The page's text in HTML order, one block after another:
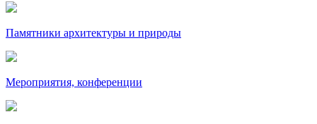
Памятники архитектуры и природы
Мероприятия, конференции